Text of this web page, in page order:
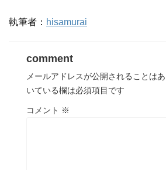
執筆者： hisamurai
comment
メールアドレスが公開されることはあ
いている欄は必須項目です
コメント ※